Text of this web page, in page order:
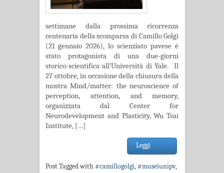
settimane dalla prossima ricorrenza
centenaria della scomparsa di Camillo Golgi
(21 gennaio 2026), lo scienziato pavese è
stato protagonista di una due-giorni
storico-scientifica all’Università di Yale. Il
27 ottobre, in occasione della chiusura della
mostra Mind/matter: the neuroscience of
perception, attention, and memory,
organizzata dal Center for
Neurodevelopment and Plasticity, Wu Tsai
Institute, […]
Leggi
Post Tagged with#camillogolgi,#museiunipv,